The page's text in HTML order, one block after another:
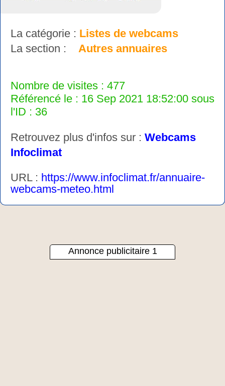
La catégorie : Listes de webcams
La section : Autres annuaires
Nombre de visites : 477
Référencé le : 16 Sep 2021 18:52:00 sous
l'ID : 36
Retrouvez plus d'infos sur : Webcams
Infoclimat
URL : https://www.infoclimat.fr/annuaire-
webcams-meteo.html
Annonce publicitaire 1